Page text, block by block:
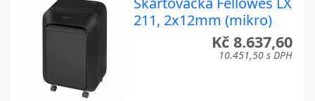
211, 2x12mm (mikro)
Kč 8.637,60
10.451,50 s DPH